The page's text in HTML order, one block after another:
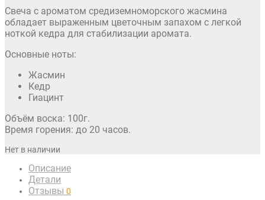
Свеча с ароматом средиземноморского жасмина
обладает выраженным цветочным запахом с легкой
ноткой кедра для стабилизации аромата.
Основные ноты:
Жасмин
Кедр
Гиацинт
Объём воска: 100г.
Время горения: до 20 часов.
Нет в наличии
Описание
Детали
Отзывы 0